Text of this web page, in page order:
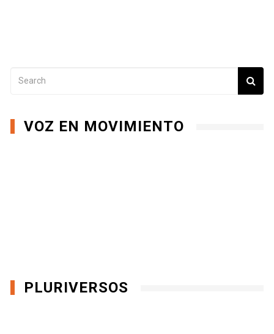
VOZ EN MOVIMIENTO
PLURIVERSOS